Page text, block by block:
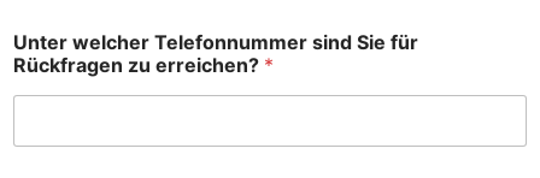
Unter welcher Telefonnummer sind Sie für
Rückfragen zu erreichen? *